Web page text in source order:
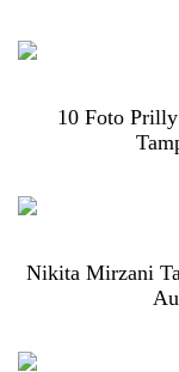
10 Foto
Nikita Mirzani